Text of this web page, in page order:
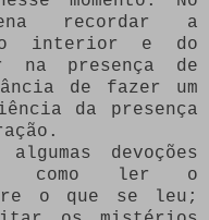
recordar a
interior e do
na presença de
de fazer um
da presença
devoções
como ler o
o que se leu;